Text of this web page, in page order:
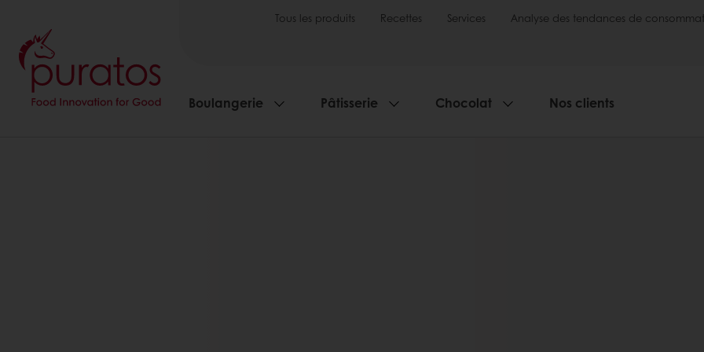
Tous les produits Recettes Services Analyse des tendances de
Boulangerie Pâtisserie Chocolat Nos clients